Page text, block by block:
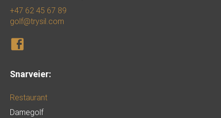
+47 62 45 67 89
golf@trysil.com
Snarveier:
Restaurant
Damegolf